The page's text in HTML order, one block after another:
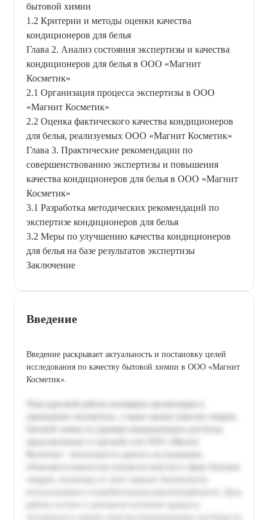
бытовой химии
1.2 Критерии и методы оценки качества
кондиционеров для белья
Глава 2. Анализ состояния экспертизы и качества
кондиционеров для белья в ООО «Магнит
Косметик»
2.1 Организация процесса экспертизы в ООО
«Магнит Косметик»
2.2 Оценка фактического качества кондиционеров
для белья, реализуемых ООО «Магнит Косметик»
Глава 3. Практические рекомендации по
совершенствованию экспертизы и повышения
качества кондиционеров для белья в ООО «Магнит
Косметик»
3.1 Разработка методических рекомендаций по
экспертизе кондиционеров для белья
3.2 Меры по улучшению качества кондиционеров
для белья на базе результатов экспертизы
Заключение
Введение
Введение раскрывает актуальность и постановку целей
исследования по качеству бытовой химии в ООО «Магнит
Косметик».